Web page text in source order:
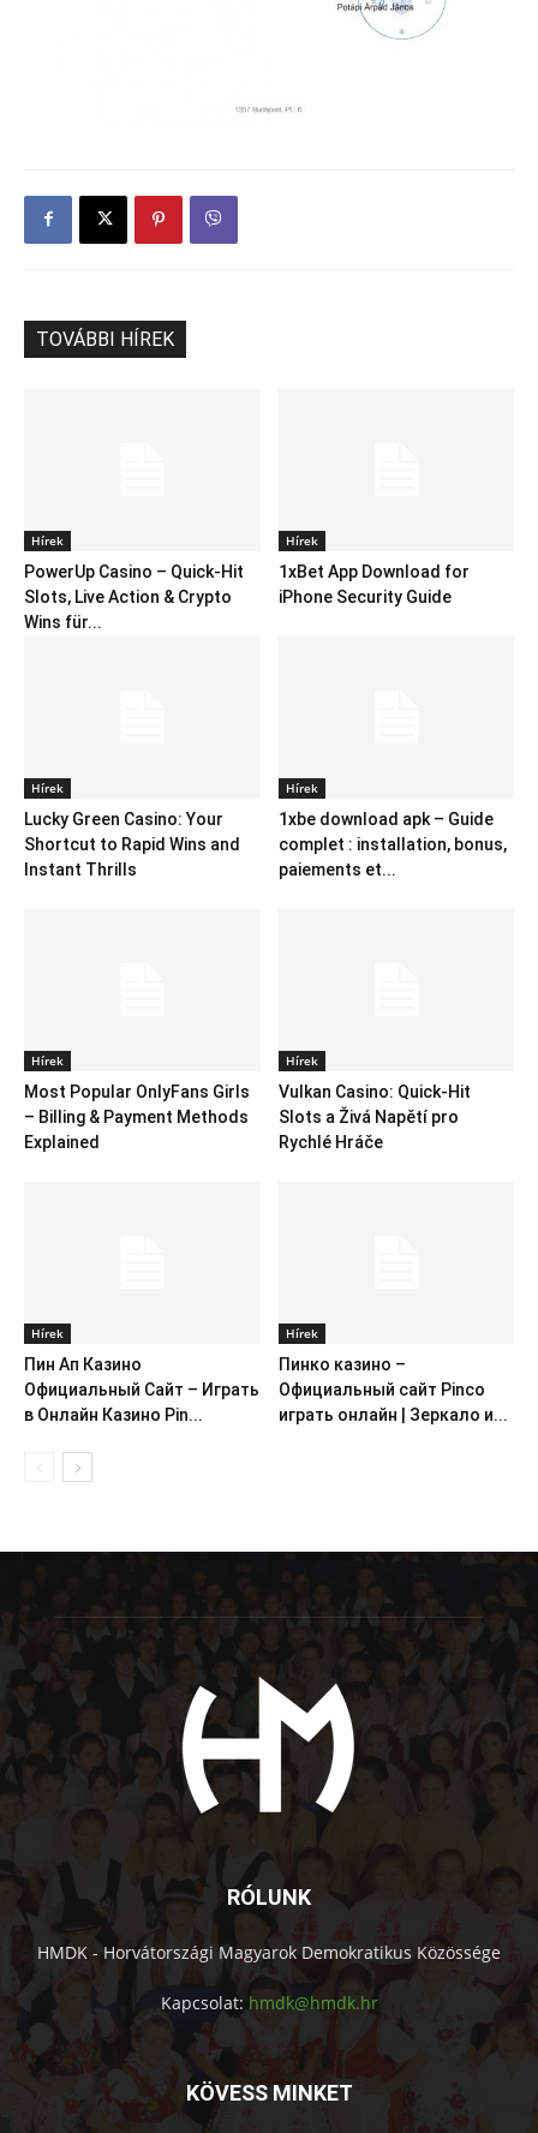
TOVÁBBI HÍREK
Hírek
PowerUp Casino – Quick‑Hit
Slots, Live Action & Crypto
Wins für...
Hírek
1xBet App Download for
iPhone Security Guide
Hírek
Lucky Green Casino: Your
Shortcut to Rapid Wins and
Instant Thrills
Hírek
1xbe download apk – Guide
complet : installation, bonus,
paiements et...
Hírek
Most Popular OnlyFans Girls
– Billing & Payment Methods
Explained
Hírek
Vulkan Casino: Quick‑Hit
Slots a Živá Napětí pro
Rychlé Hráče
Hírek
Пин Ап Казино
Официальный Сайт – Играть
в Онлайн Казино Pin...
Hírek
Пинко казино –
Официальный сайт Pinco
играть онлайн | Зеркало и...
RÓLUNK
HMDK - Horvátországi Magyarok Demokratikus Közössége
Kapcsolat: hmdk@hmdk.hr
KÖVESS MINKET